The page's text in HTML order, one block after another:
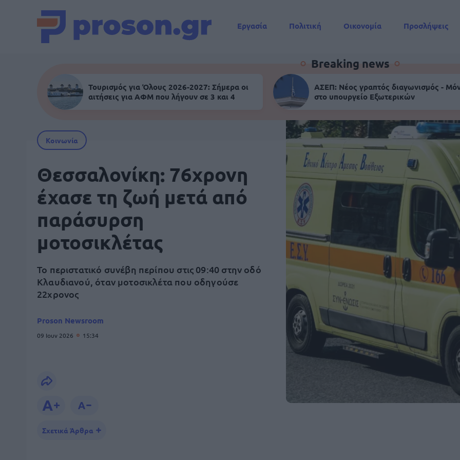
Εργασία Πολιτική Οικονομία
Προσλήψεις
Breaking news
Τουρισμός για Όλους 2026-2027: Σήμερα οι
αιτήσεις για ΑΦΜ που λήγουν σε 3 και 4
ΑΣΕΠ: Νέος γραπτός διαγωνισμός -
στο υπουργείο Εξωτερικών
Κοινωνία
Θεσσαλονίκη: 76χρονη
έχασε τη ζωή μετά από
παράσυρση
μοτοσικλέτας
Το περιστατικό συνέβη περίπου στις 09:40 στην οδό
Κλαυδιανού, όταν μοτοσικλέτα που οδηγούσε
22χρονος
Proson Newsroom
09 Ιουν 2026 15:34
Σχετικά Άρθρα